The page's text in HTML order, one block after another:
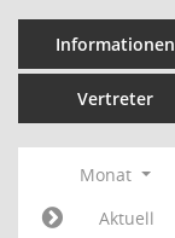
Informationen
Vertreter
Monat
Aktuell